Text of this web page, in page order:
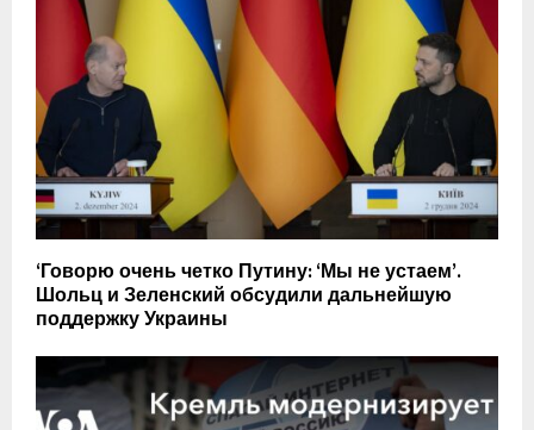
‘Говорю очень четко Путину: ‘Мы не устаем’.
Шольц и Зеленский обсудили дальнейшую
поддержку Украины